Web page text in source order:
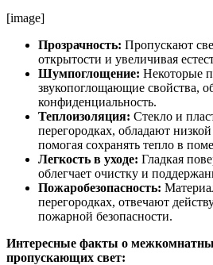
[image]
Прозрачность: Пропускают
открытости и увеличивая
Шумпоглощение: Некоторые
звукопоглощающие свойства,
конфиденциальность.
Теплоизоляция: Стекло и
перегородках, обладают
помогая сохранять тепло в
Легкость в уходе: Гладкая
облегчает очистку и
Пожаробезопасность:
перегородках, отвечают
пожарной безопасности.
Интересные факты о
пропускающих свет: